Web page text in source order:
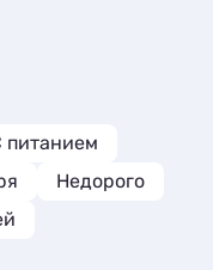
питанием
Недорого